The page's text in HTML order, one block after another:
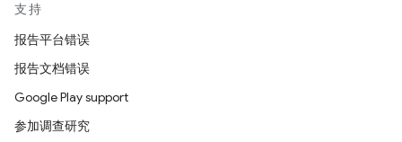
支持
报告平台错误
报告文档错误
Google Play support
参加调查研究